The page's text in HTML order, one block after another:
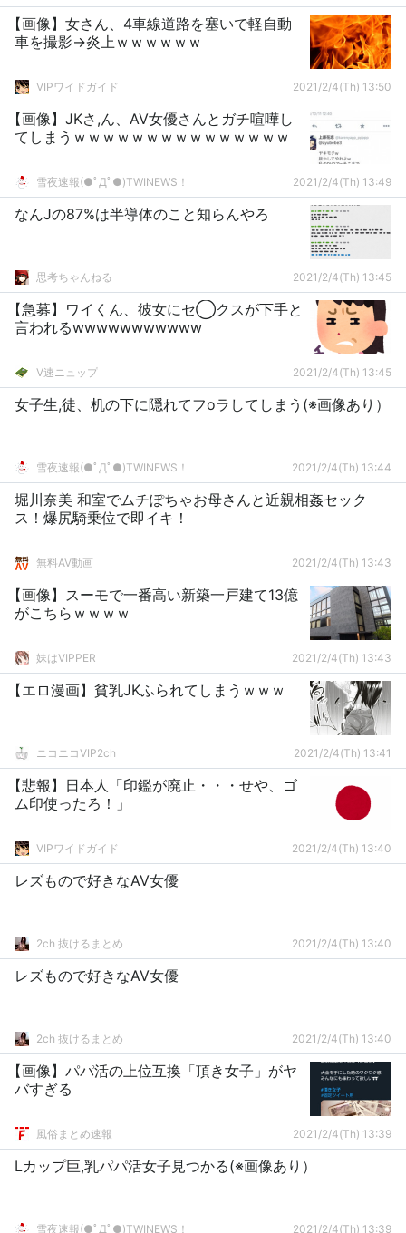
【画像】女さん、4車線道路を塞いで軽自動
車を撮影→炎上ｗｗｗｗｗｗ
VIPワイドガイド 2021/2/4(Th) 13:50
【画像】JKさ,ん、AV女優さんとガチ喧嘩し
てしまうｗｗｗｗｗｗｗｗｗｗｗｗｗｗｗ
雪夜速報(●ﾟДﾟ●)TWINEWS！ 2021/2/4(Th) 13:49
なんJの87%は半導体のこと知らんやろ
思考ちゃんねる 2021/2/4(Th) 13:45
【急募】ワイくん、彼女にセ◯クスが下手と
言われるwwwwwwwwwww
V速ニュップ 2021/2/4(Th) 13:45
女子生,徒、机の下に隠れてフoラしてしまう(※画像あり）
雪夜速報(●ﾟДﾟ●)TWINEWS！ 2021/2/4(Th) 13:44
堀川奈美 和室でムチぽちゃお母さんと近親相姦セック
ス！爆尻騎乗位で即イキ！
無料AV動画 2021/2/4(Th) 13:43
【画像】スーモで一番高い新築一戸建て13億
がこちらｗｗｗｗ
妹はVIPPER 2021/2/4(Th) 13:43
【エロ漫画】貧乳JKふられてしまうｗｗｗ
ニコニコVIP2ch 2021/2/4(Th) 13:41
【悲報】日本人「印鑑が廃止・・・せや、ゴ
ム印使ったろ！」
VIPワイドガイド 2021/2/4(Th) 13:40
レズもので好きなAV女優
2ch 抜けるまとめ 2021/2/4(Th) 13:40
レズもので好きなAV女優
2ch 抜けるまとめ 2021/2/4(Th) 13:40
【画像】パパ活の上位互換「頂き女子」がヤ
バすぎる
風俗まとめ速報 2021/2/4(Th) 13:39
Lカップ巨,乳パパ活女子見つかる(※画像あり）
雪夜速報(●ﾟДﾟ●)TWINEWS！ 2021/2/4(Th) 13:39